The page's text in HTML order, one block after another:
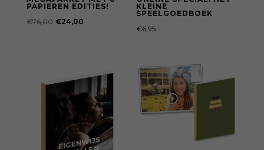
PAPIEREN EDITIES!
€76,00 Oorspronkelijke
€24,00Huidige
KLEINE
SPEELGOEDBOEK
€6,95